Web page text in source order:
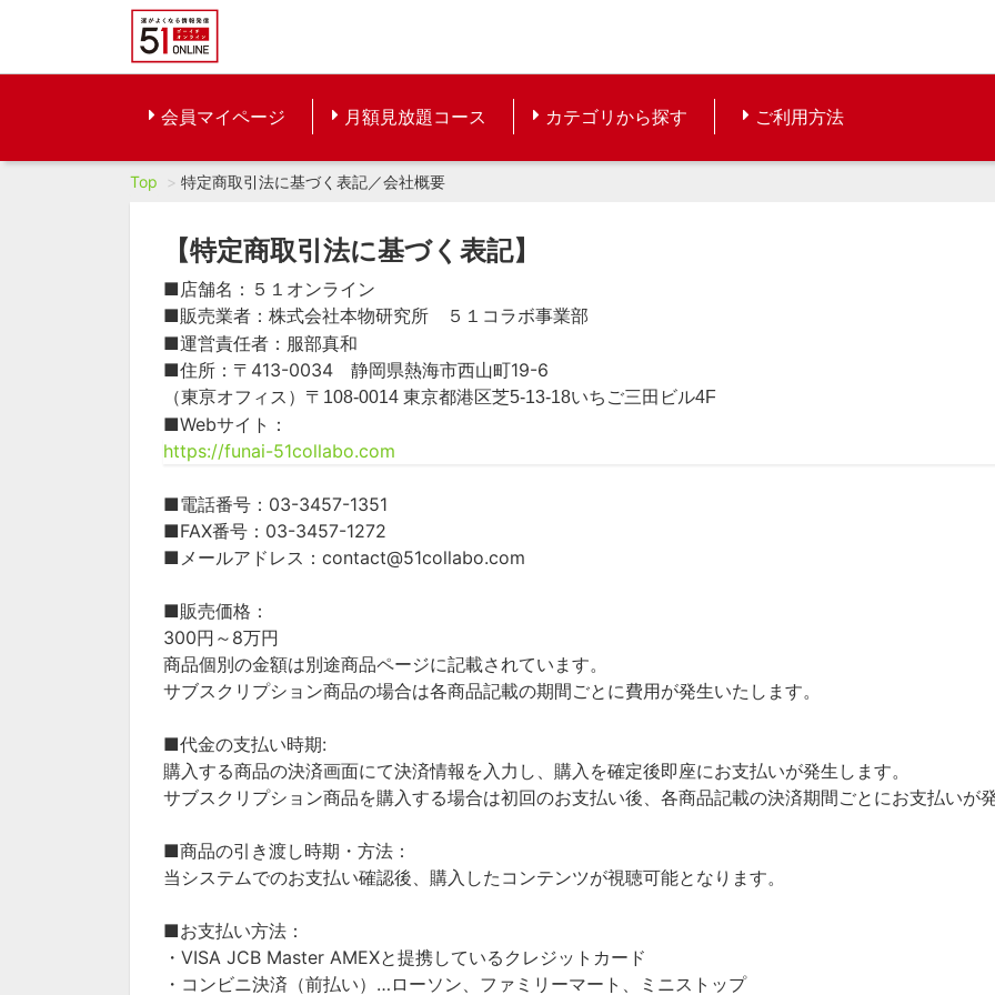
会員マイページ 月額見放題コース カテゴリから探す ご利用方法
Top 特定商取引法に基づく表記／会社概要
【特定商取引法に基づく表記】
■店舗名：５１オンライン
■販売業者： 株式会社本物研究所 ５１コラボ事業部
■運営責任者：服部真和
■住所：〒413-0034 静岡県熱海市西山町19-6
（東亰オフィス）〒 108-0014 東京都港区芝5-13-18いちご三田ビル4F
■Webサイト：
https://funai-51collabo.com
■電話番号：03-3457-1351
■FAX番号：03-3457-1272
■メールアドレス：contact@51collabo.com
■販売価格：
300円～8万円
商品個別の金額は別途商品ページに記載されています。
サブスクリプション商品の場合は各商品記載の期間ごとに費用が発生いたします。
■代金の支払い時期:
購入する商品の決済画面にて決済情報を入力し、購入を確定後即座にお支払いが発生します。
サブスクリプション商品を購入する場合は初回のお支払い後、各商品記載の決済期間ごとにお支払いが発
■商品の引き渡し時期・方法：
当システムでのお支払い確認後、購入したコンテンツが視聴可能となります。
■お支払い方法：
・ VISA JCB Master AMEXと提携しているクレジットカード
・コンビニ決済（前払い）…ローソン、ファミリーマート、ミニストップ